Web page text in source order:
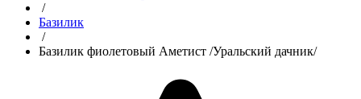
/
Базилик
/
Базилик фиолетовый Аметист /Уральский дачник/